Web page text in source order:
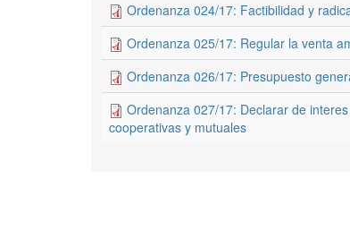
Ordenanza 024/17: Factibilidad y
Ordenanza 025/17: Regular la venta
Ordenanza 026/17: Presupuesto
Ordenanza 027/17: Declarar de
cooperativas y mutuales